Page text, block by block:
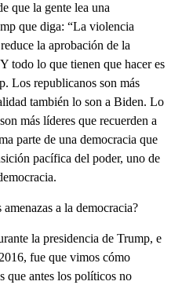
que la gente lea una
que diga: “La violencia
la aprobación de la
todo lo que tienen que hacer es
Los republicanos son más
también lo son a Biden. Lo
más líderes que recuerden a
parte de una democracia que
pacífica del poder, uno de
a la democracia?
la presidencia de Trump, e
fue que vimos cómo
que antes los políticos no